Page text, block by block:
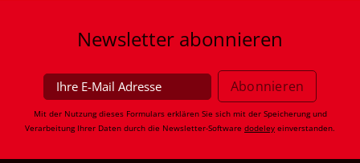
Newsletter abonnieren
Mit der Nutzung dieses Formulars erklären Sie sich mit der Speicherung und
Verarbeitung Ihrer Daten durch die Newsletter-Software dodeley einverstanden.